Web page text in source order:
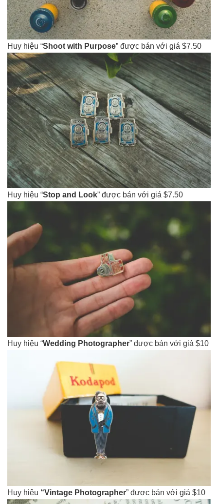
Huy hiệu “Shoot with Purpose” được bán với giá $7.50
Huy hiệu “Stop and Look” được bán với giá $7.50
Huy hiệu “Wedding Photographer” được bán với giá $10
Huy hiệu “Vintage Photographer” được bán với giá $10